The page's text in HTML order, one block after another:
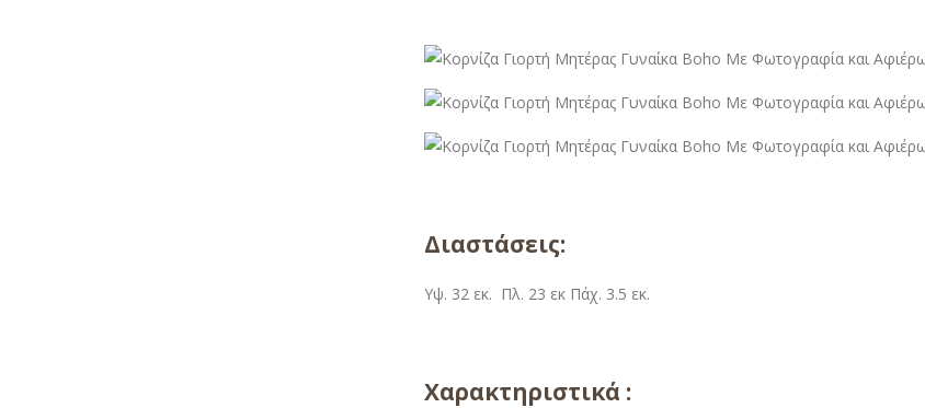
Διαστάσεις:
Υψ. 32 εκ. Πλ. 23 εκ Πάχ. 3.5 εκ.
Χαρακτηριστικά :